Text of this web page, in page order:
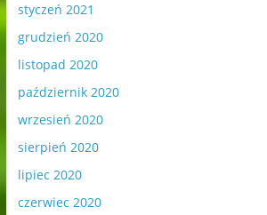
styczeń 2021
grudzień 2020
listopad 2020
październik 2020
wrzesień 2020
sierpień 2020
lipiec 2020
czerwiec 2020